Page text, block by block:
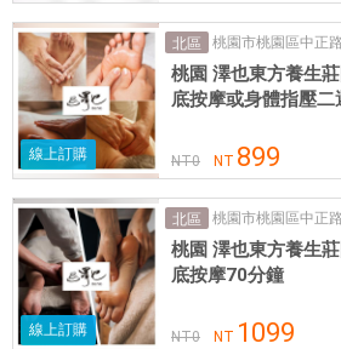
線上訂購
北區 桃園市桃園區中正
桃園 澤也東方養生
底按摩或身體指壓
NT0 NT 899
線上訂購
北區 桃園市桃園區中正
桃園 澤也東方養生
底按摩70分鐘
NT0 NT 1099